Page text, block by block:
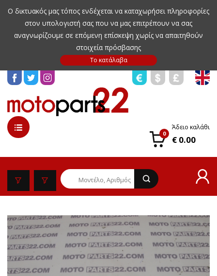
Ο δικτυακός μας τόπος ενδέχεται να καταχωρήσει πληροφορίες
στον υπολογιστή σας που να μας επιτρέπουν να σας
αναγνωρίζουμε σε επόμενη επίσκεψη χωρίς να απαιτηθούν
στοιχεία πρόσβασης
0
Άδειο καλάθι
€ 0.00